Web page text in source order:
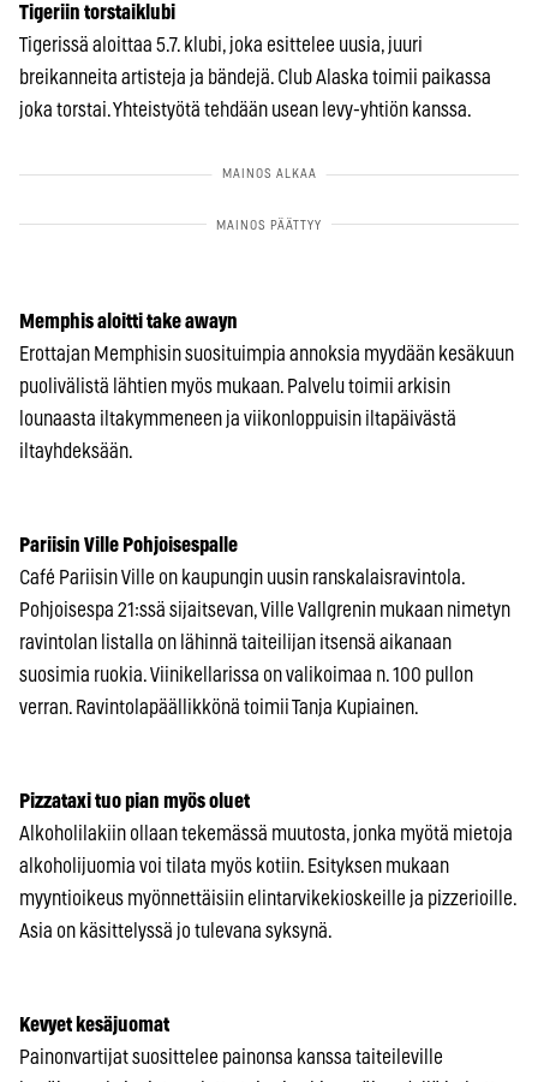
Tigeriin torstaiklubi
Tigerissä aloittaa 5.7. klubi, joka esittelee uusia, juuri
breikanneita artisteja ja bändejä. Club Alaska toimii paikassa
joka torstai. Yhteistyötä tehdään usean levy-yhtiön kanssa.
Memphis aloitti take awayn
Erottajan Memphisin suosituimpia annoksia myydään kesäkuun
puolivälistä lähtien myös mukaan. Palvelu toimii arkisin
lounaasta iltakymmeneen ja viikonloppuisin iltapäivästä
iltayhdeksään.
Pariisin Ville Pohjoisespalle
Café Pariisin Ville on kaupungin uusin ranskalaisravintola.
Pohjoisespa 21:ssä sijaitsevan, Ville Vallgrenin mukaan nimetyn
ravintolan listalla on lähinnä taiteilijan itsensä aikanaan
suosimia ruokia. Viinikellarissa on valikoimaa n. 100 pullon
verran. Ravintolapäällikkönä toimii Tanja Kupiainen.
Pizzataxi tuo pian myös oluet
Alkoholilakiin ollaan tekemässä muutosta, jonka myötä mietoja
alkoholijuomia voi tilata myös kotiin. Esityksen mukaan
myyntioikeus myönnettäisiin elintarvikekioskeille ja pizzerioille.
Asia on käsittelyssä jo tulevana syksynä.
Kevyet kesäjuomat
Painonvartijat suosittelee painonsa kanssa taiteileville